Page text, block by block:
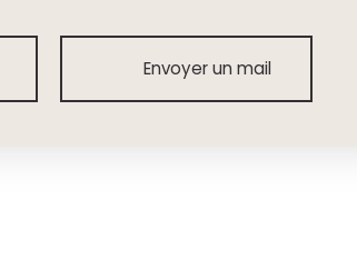
Envoyer un mail